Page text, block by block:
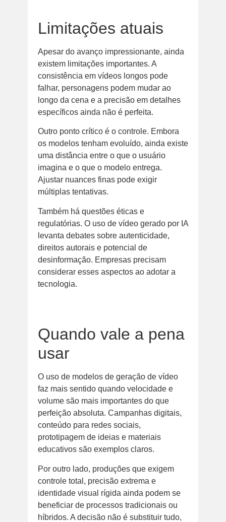
Limitações atuais
Apesar do avanço impressionante, ainda
existem limitações importantes. A
consistência em vídeos longos pode
falhar, personagens podem mudar ao
longo da cena e a precisão em detalhes
específicos ainda não é perfeita.
Outro ponto crítico é o controle. Embora
os modelos tenham evoluído, ainda existe
uma distância entre o que o usuário
imagina e o que o modelo entrega.
Ajustar nuances finas pode exigir
múltiplas tentativas.
Também há questões éticas e
regulatórias. O uso de vídeo gerado por IA
levanta debates sobre autenticidade,
direitos autorais e potencial de
desinformação. Empresas precisam
considerar esses aspectos ao adotar a
tecnologia.
Quando vale a pena
usar
O uso de modelos de geração de vídeo
faz mais sentido quando velocidade e
volume são mais importantes do que
perfeição absoluta. Campanhas digitais,
conteúdo para redes sociais,
prototipagem de ideias e materiais
educativos são exemplos claros.
Por outro lado, produções que exigem
controle total, precisão extrema e
identidade visual rígida ainda podem se
beneficiar de processos tradicionais ou
híbridos. A decisão não é substituir tudo,